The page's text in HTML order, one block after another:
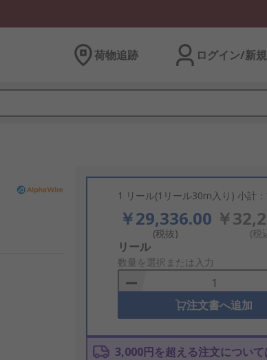
荷物追跡 ログイン/新
1 リール(1リール30m入り) 小計
￥29,336.00
(税抜)
￥
(税
Add
to
Basket
リール
数量を選択または入力
注文書へ追加
3,000円を超える注文につい